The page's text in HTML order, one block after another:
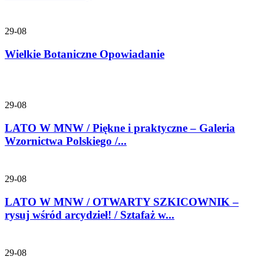
29-08
Wielkie Botaniczne Opowiadanie
29-08
LATO W MNW / Piękne i praktyczne – Galeria
Wzornictwa Polskiego /...
29-08
LATO W MNW / OTWARTY SZKICOWNIK –
rysuj wśród arcydzieł! / Sztafaż w...
29-08